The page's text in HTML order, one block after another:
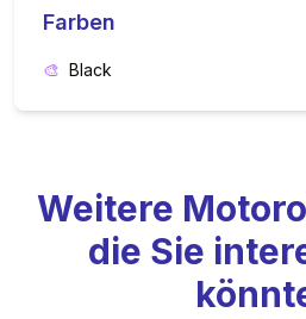
Farben
🎨 Black
Weitere
die Sie